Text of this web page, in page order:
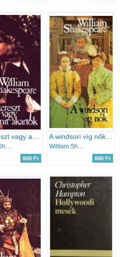
Vízkereszt vagy amit akartok (BBC)
William Shakespeare
840 Ft
A windsori víg nők (BBC)
William Shakespeare
840 Ft